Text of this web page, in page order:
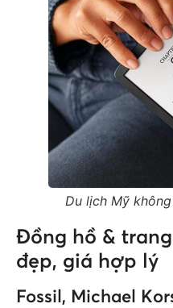
Du lịch Mỹ
Đồng hồ &
đẹp, giá hợp lý
Fossil, Michael